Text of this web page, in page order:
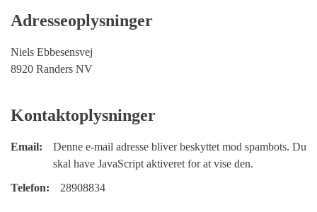
Adresseoplysninger
Niels Ebbesensvej
8920 Randers NV
Kontaktoplysninger
Email:
Denne e-mail adresse bliver beskyttet mod spambots. Du
skal have JavaScript aktiveret for at vise den.
Telefon:
28908834